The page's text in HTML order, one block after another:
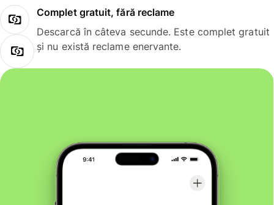
Complet gratuit, fără reclame
Descarcă în câteva secunde. Este complet gratuit
și nu există reclame enervante.